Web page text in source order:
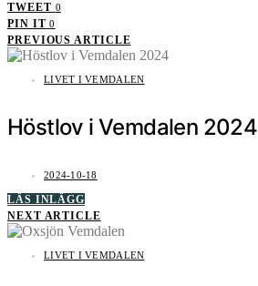
TWEET 0
PIN IT 0
PREVIOUS ARTICLE
LIVET I VEMDALEN
Höstlov i Vemdalen 2024
2024-10-18
LÄS INLÄGG
NEXT ARTICLE
LIVET I VEMDALEN